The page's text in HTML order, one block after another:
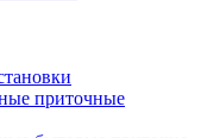
приточные